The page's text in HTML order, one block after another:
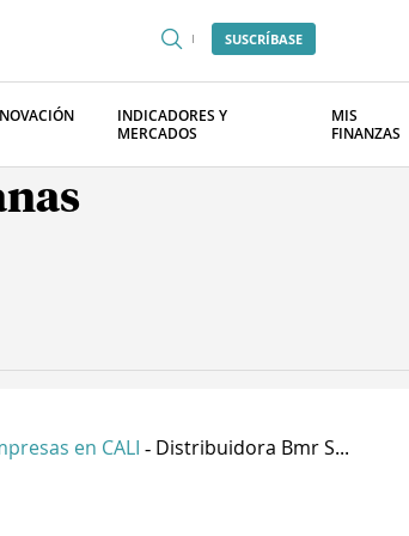
SUSCRÍBASE
INDICADORES Y
MERCADOS
MIS
FINANZAS
en CALI - Distribuidora Bmr S...